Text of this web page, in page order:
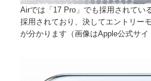
Airでは「17 Pro」でも採用されてい
採用されており、決してエントリー
が分かります（画像はApple公式サイ